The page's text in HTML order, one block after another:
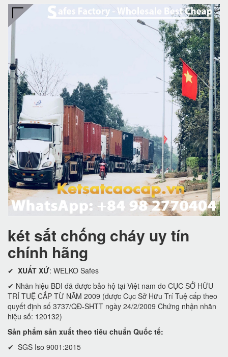
két sắt chống cháy uy tín
chính hãng
✔ XUẤT XỨ: WELKO Safes
✔ Nhãn hiệu BDI đã được bảo hộ tại Việt nam do CỤC SỞ HỮU
TRÍ TUỆ CẤP TỪ NĂM 2009 (được Cục Sở Hữu Trí Tuệ cấp theo
quyết định số 3737/QĐ-SHTT ngày 24/2/2009 Chứng nhận nhãn
hiệu số: 120132)
Sản phẩm sản xuất theo tiêu chuẩn Quốc tế:
✔ SGS Iso 9001:2015